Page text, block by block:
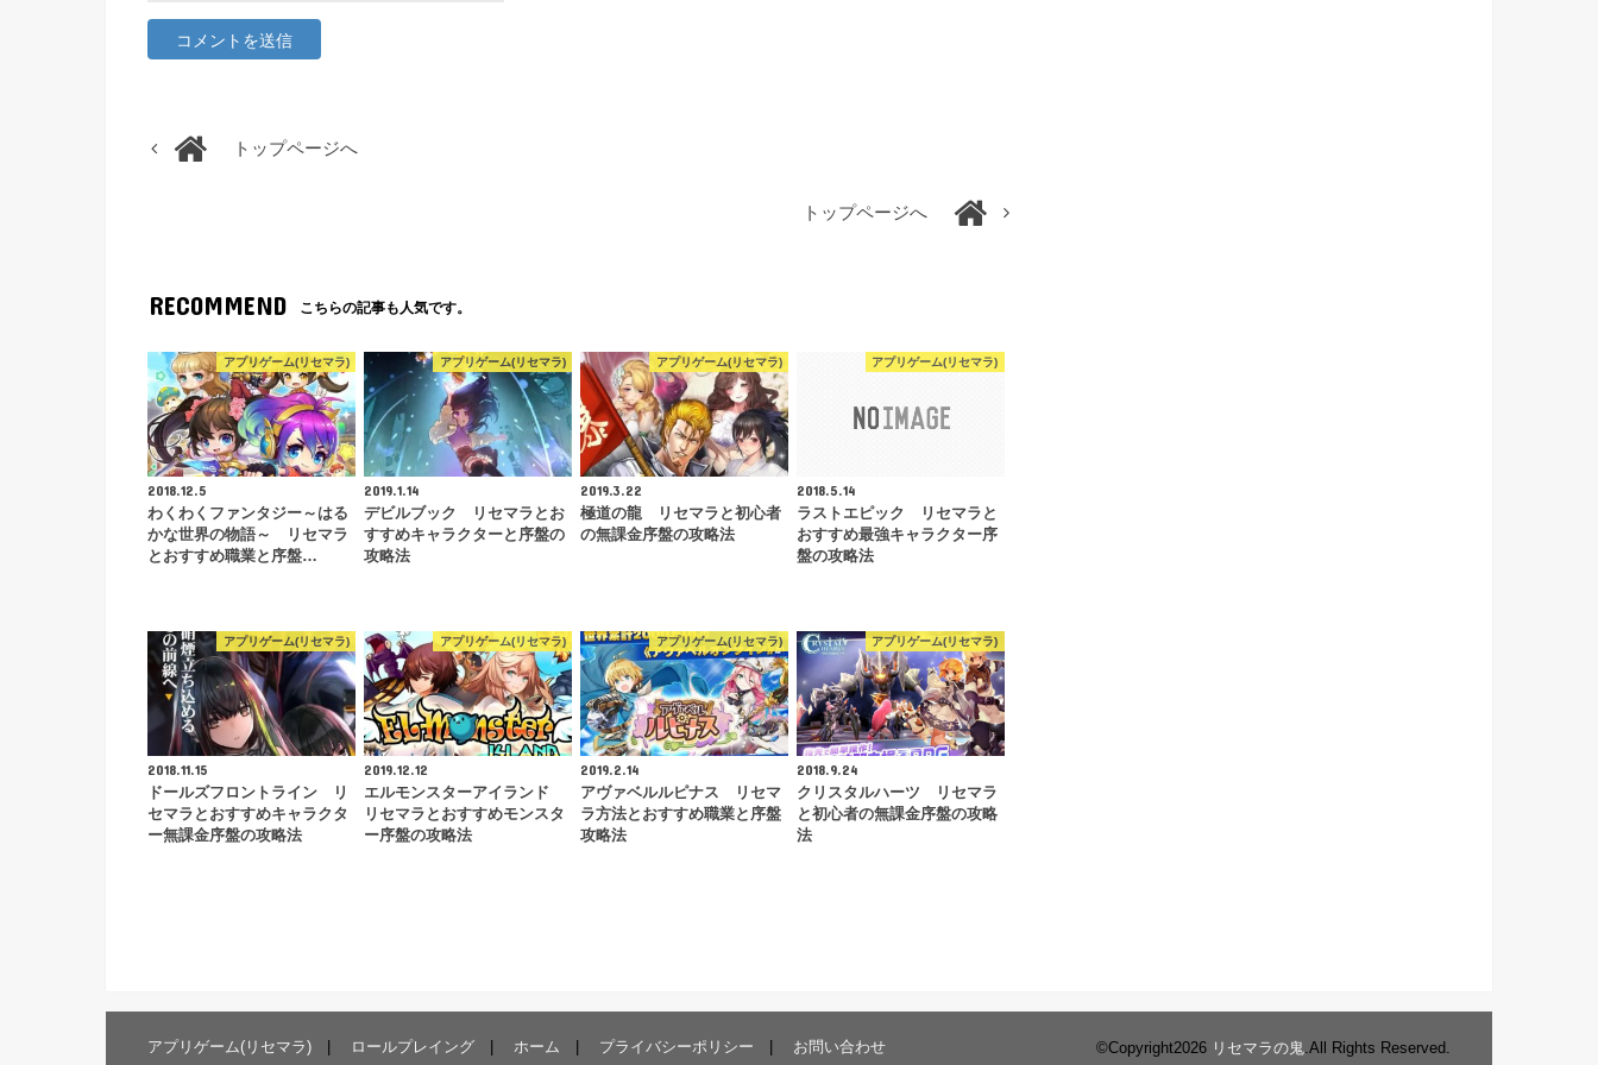
トップページへ
トップページへ
RECOMMEND こちらの記事も人気です。
アプリゲーム(リセマラ)
2018.12.5
わくわくファンタジー～はる
かな世界の物語～ リセマラ
とおすすめ職業と序盤…
アプリゲーム(リセマラ)
2019.1.14
デビルブック リセマラとお
すすめキャラクターと序盤の
攻略法
アプリゲーム(リセマラ)
2019.3.22
極道の龍 リセマラと初心者
の無課金序盤の攻略法
アプリゲーム(リセマラ)
2018.5.14
ラストエピック リセマラと
おすすめ最強キャラクター序
盤の攻略法
アプリゲーム(リセマラ)
2018.11.15
ドールズフロントライン リ
セマラとおすすめキャラクタ
ー無課金序盤の攻略法
アプリゲーム(リセマラ)
2019.12.12
エルモンスターアイランド
リセマラとおすすめモンスタ
ー序盤の攻略法
アプリゲーム(リセマラ)
2019.2.14
アヴァベルルピナス リセマ
ラ方法とおすすめ職業と序盤
攻略法
アプリゲーム(リセマラ)
2018.9.24
クリスタルハーツ リセマラ
と初心者の無課金序盤の攻略
法
アプリゲーム(リセマラ) ロールプレイング ホーム プライバシーポリシー お問い合わせ ©Copyright2026 リセマラの鬼 .All Rights Reserved.